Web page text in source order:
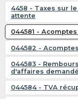
4458 - Taxes sur
attente
044581 -
044582 -
044583 -
d'affaires demandé
044584 - TVA